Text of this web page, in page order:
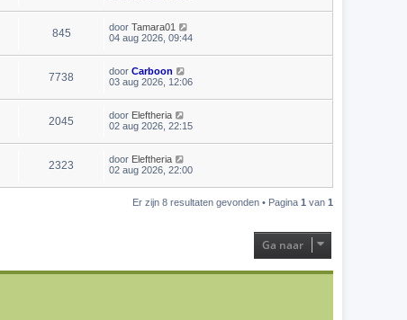
845 door Tamara01
04 aug 2026, 09:44
7738 door Carboon
03 aug 2026, 12:06
2045 door Eleftheria
02 aug 2026, 22:15
2323 door Eleftheria
02 aug 2026, 22:00
Er zijn 8 resultaten gevonden • Pagina 1 van 1
Ga naar